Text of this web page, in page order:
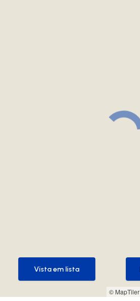
© MapTiler
Vista em lista
Vista em lista